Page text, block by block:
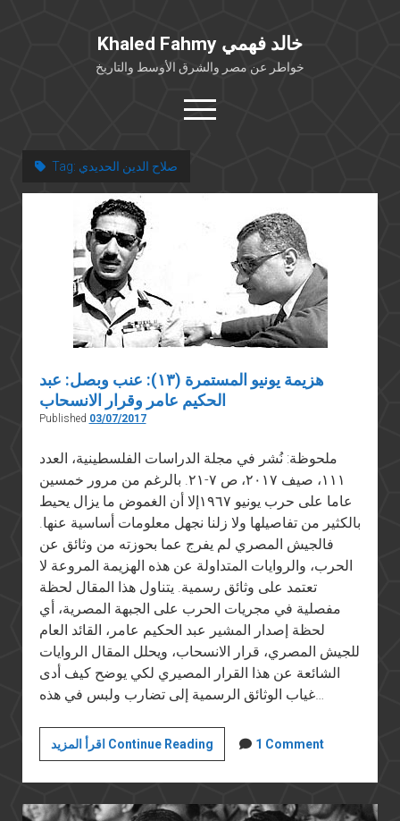
Khaled Fahmy خالد فهمي
خواطر عن مصر والشرق الأوسط والتاريخ
open
menu
كتابات أكاديمية
مقالات صحافية
بوستات من فيسبوك
مقابلات في الإعلام
Languages
Tag: صلاح الدين الحديدي
هزيمة يونيو المستمرة (١٣): عنب وبصل: عبد
الحكيم عامر وقرار الانسحاب
Published 03/07/2017
ملحوظة: نُشر في مجلة الدراسات الفلسطينية، العدد
١١١، صيف ٢٠١٧، ص ٧-٢١. بالرغم من مرور خمسين
عاما على حرب يونيو ١٩٦٧إلا أن الغموض ما يزال يحيط
بالكثير من تفاصيلها ولا زلنا نجهل معلومات أساسية عنها.
فالجيش المصري لم يفرج عما بحوزته من وثائق عن
الحرب، والروايات المتداولة عن هذه الهزيمة المروعة لا
تعتمد على وثائق رسمية. يتناول هذا المقال لحظة
مفصلية في مجريات الحرب على الجبهة المصرية، أي
لحظة إصدار المشير عبد الحكيم عامر، القائد العام
للجيش المصري، قرار الانسحاب، ويحلل المقال الروايات
الشائعة عن هذا القرار المصيري لكي يوضح كيف أدى
غياب الوثائق الرسمية إلى تضارب ولبس في هذه…
اقرأ المزيد Continue Readingهزيمة
يونيو
المستمرة
(١٣):
1 Comment